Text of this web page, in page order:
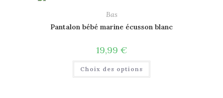
Bas
Pantalon bébé marine écusson blanc
19,99 €
Choix des options